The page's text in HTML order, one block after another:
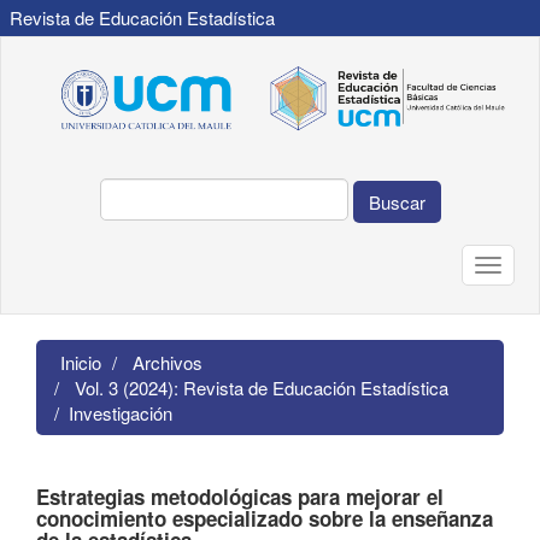
Revista de Educación Estadística
principal
Contenido
principal
Buscar
Toggle
Inicio
Archivos
Vol. 3 (2024): Revista de Educación Estadística
Investigación
Estrategias metodológicas para mejorar el
conocimiento especializado sobre la enseñanza